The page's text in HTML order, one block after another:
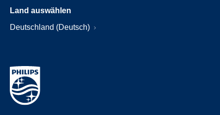
Land auswählen
Deutschland (Deutsch)